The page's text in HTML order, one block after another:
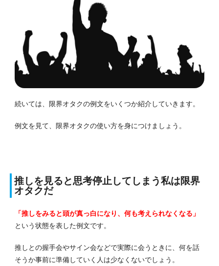
続いては、限界オタクの例文をいくつか紹介していきます。
例文を見て、限界オタクの使い方を身につけましょう。
推しを見ると思考停止してしまう私は限界
オタクだ
「推しをみると頭が真っ白になり、何も考えられなくなる」
という状態を表した例文です。
推しとの握手会やサイン会などで実際に会うときに、何を話
そうか事前に準備していく人は少なくないでしょう。